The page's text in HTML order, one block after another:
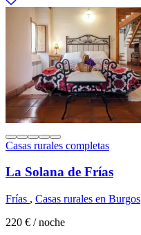
Casas rurales completas
La Solana de Frías
Frías , Casas rurales en Burgos
220 € / noche